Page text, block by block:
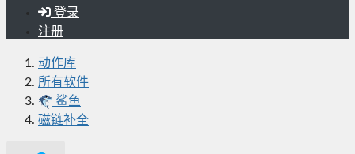
登录
注册
动作库
所有软件
鲨鱼
磁链补全